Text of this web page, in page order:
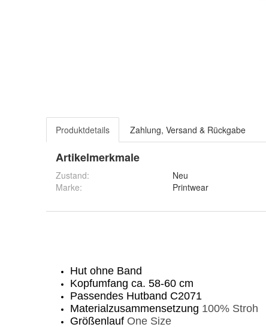
Produktdetails Zahlung, Versand & Rückgabe
Artikelmerkmale
Zustand:
Neu
Marke:
Printwear